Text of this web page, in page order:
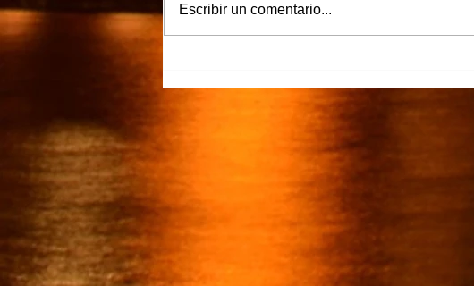
familiares y amigos
Escribir un comentario...